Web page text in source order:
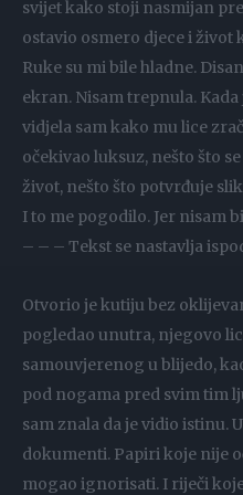
svijet kako stoji nasmijan
ostavio osmero djece i život
Ruke su mi bile hladne.
ekran. Nisam trepnula.
vidjela sam kako mu lice
očekivao luksuz, nešto što
život, nešto što potvrđuje
I to me pogodilo. Jer nisam
– – – Tekst se nastavlja
Otvorio je kutiju bez
pogledao unutra, njegovo
samouvjerenog u blijedo,
pod nogama pred svim tim
sam znala da je vidio istinu.
dokumenti. Papiri koje nije
mogao ignorisati. I riječi